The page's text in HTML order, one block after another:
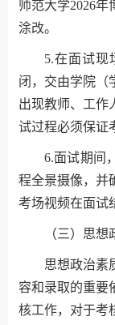
师范大学2026
涂改。
5.在面试现
闭，交由学院（
出现教师、工作
试过程必须保证
6.面试期间
程全景摄像，并
考场视频在面试
（三）思
思想政治素
容和录取的重要
核工作，对于考